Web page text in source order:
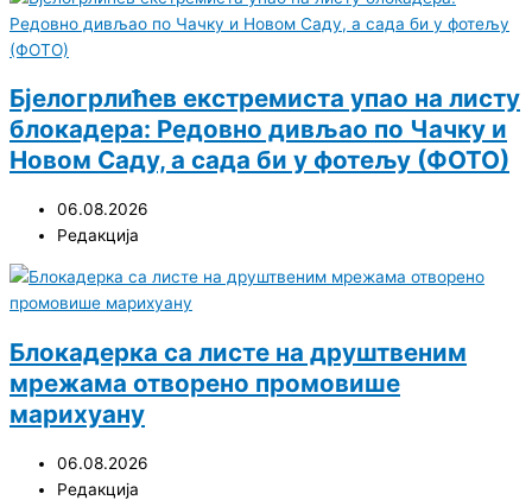
Бјелогрлићев екстремиста упао на листу
блокадера: Редовно дивљао по Чачку и
Новом Саду, а сада би у фотељу (ФОТО)
06.08.2026
Редакција
Блокадерка са листе на друштвеним
мрежама отворено промовише
марихуану
06.08.2026
Редакција